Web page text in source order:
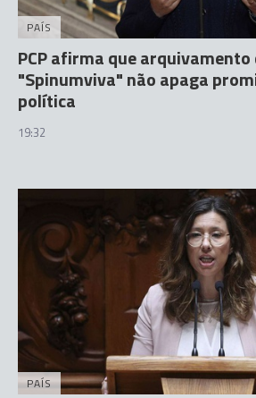
PAÍS
PCP afirma que arquivamento
"Spinumviva" não apaga
política
19:32
PAÍS